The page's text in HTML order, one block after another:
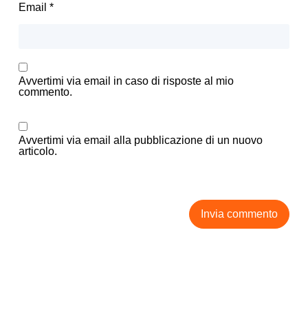
Email *
Avvertimi via email in caso di risposte al mio
commento.
Avvertimi via email alla pubblicazione di un nuovo
articolo.